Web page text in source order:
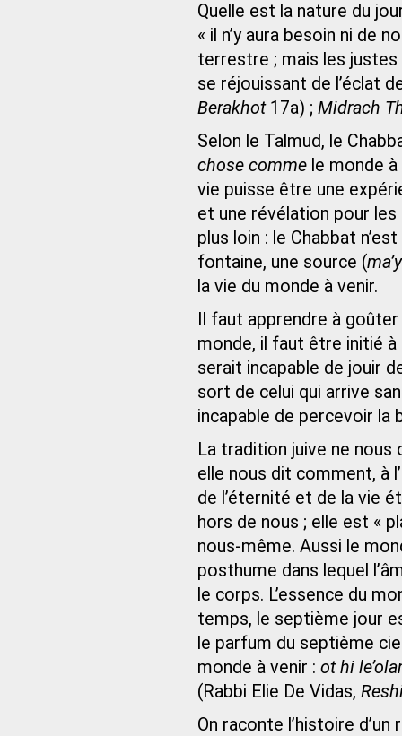
Quelle est la nature du
« il n’y aura besoin ni de
terrestre ; mais les
se réjouissant de l’éclat
Berakhot17a) ; Midrach
Selon le Talmud, le
chose comme le monde
vie puisse être une
et une révélation pour
plus loin : le Chabbat
fontaine, une source (
la vie du monde à venir.
Il faut apprendre à
monde, il faut être initié
serait incapable de jouir
sort de celui qui arrive
incapable de percevoir la
La tradition juive ne
elle nous dit comment, à
de l’éternité et de la vie
hors de nous ; elle est «
nous-même. Aussi le
posthume dans lequel
le corps. L’essence du
temps, le septième jour
le parfum du septième
monde à venir : ot hi
(Rabbi Elie De Vidas,
On raconte l’histoire